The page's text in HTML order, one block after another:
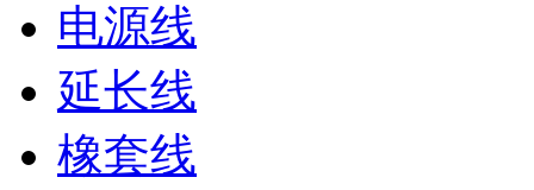
电源线
延长线
橡套线